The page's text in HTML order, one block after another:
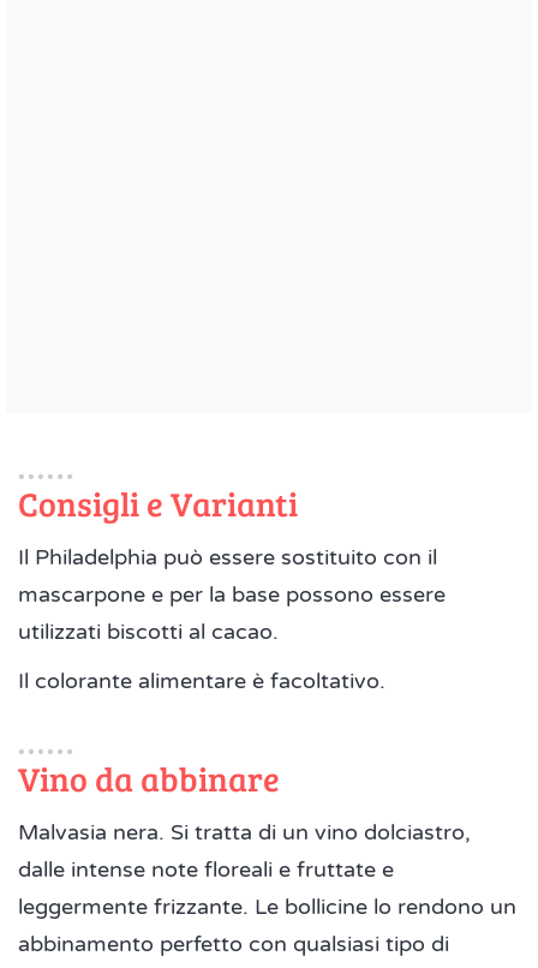
Consigli e Varianti
Il Philadelphia può essere sostituito con il
mascarpone e per la base possono essere
utilizzati biscotti al cacao.
Il colorante alimentare è facoltativo.
Vino da abbinare
Malvasia nera. Si tratta di un vino dolciastro,
dalle intense note floreali e fruttate e
leggermente frizzante. Le bollicine lo rendono un
abbinamento perfetto con qualsiasi tipo di